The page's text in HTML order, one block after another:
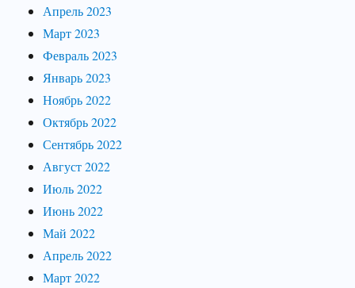
Апрель 2023
Март 2023
Февраль 2023
Январь 2023
Ноябрь 2022
Октябрь 2022
Сентябрь 2022
Август 2022
Июль 2022
Июнь 2022
Май 2022
Апрель 2022
Март 2022